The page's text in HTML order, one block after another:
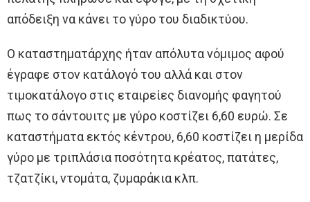
απόδειξη να κάνει το γύρο του διαδικτύου.
Ο καταστηματάρχης ήταν απόλυτα νόμιμος αφού
έγραφε στον κατάλογό του αλλά και στον
τιμοκατάλογο στις εταιρείες διανομής φαγητού
πως το σάντουιτς με γύρο κοστίζει 6,60 ευρώ. Σε
καταστήματα εκτός κέντρου, 6,60 κοστίζει η μερίδα
γύρο με τριπλάσια ποσότητα κρέατος, πατάτες,
τζατζίκι, ντομάτα, ζυμαράκια κλπ.